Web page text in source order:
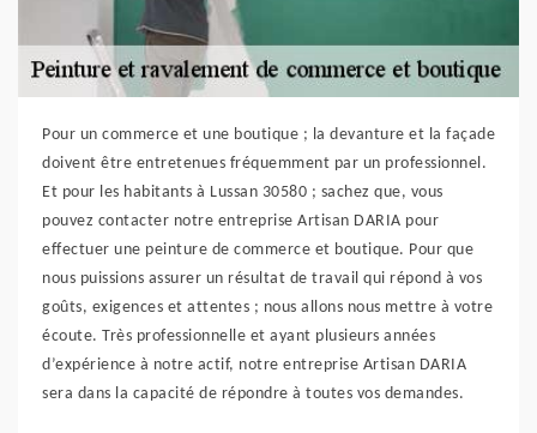
Pour un commerce et une boutique ; la devanture et la façade
doivent être entretenues fréquemment par un professionnel.
Et pour les habitants à Lussan 30580 ; sachez que, vous
pouvez contacter notre entreprise Artisan DARIA pour
effectuer une peinture de commerce et boutique. Pour que
nous puissions assurer un résultat de travail qui répond à vos
goûts, exigences et attentes ; nous allons nous mettre à votre
écoute. Très professionnelle et ayant plusieurs années
d’expérience à notre actif, notre entreprise Artisan DARIA
sera dans la capacité de répondre à toutes vos demandes.